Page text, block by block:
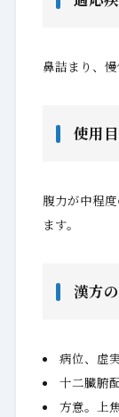
鼻詰まり、慢
使用
腹力が中程
ます。
漢方
病位、虚
十二臓腑
方意。上